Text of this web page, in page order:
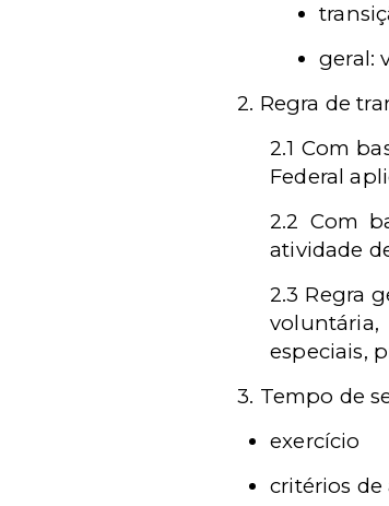
geral:
2. Regra de
2.1 Com
Federal
2.2 Com
atividade
2.3 Regra
especiais,
3. Tempo de
exercício
critérios de